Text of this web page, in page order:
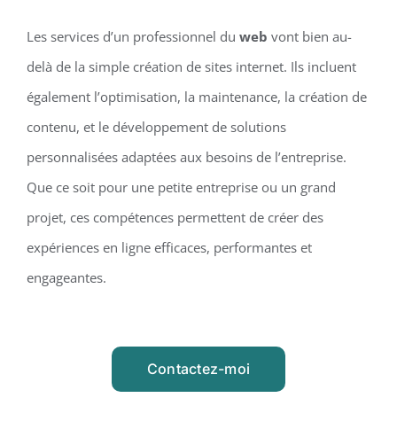
Les services d’un professionnel du web vont bien au-
delà de la simple création de sites internet. Ils incluent
également l’optimisation, la maintenance, la création de
contenu, et le développement de solutions
personnalisées adaptées aux besoins de l’entreprise.
Que ce soit pour une petite entreprise ou un grand
projet, ces compétences permettent de créer des
expériences en ligne efficaces, performantes et
engageantes.
Contactez-moi